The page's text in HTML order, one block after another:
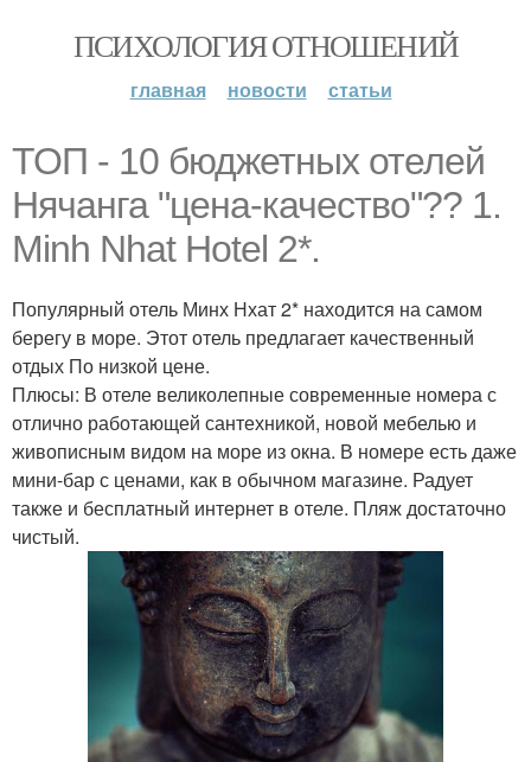
ПСИХОЛОГИЯ ОТНОШЕНИЙ
главная новости статьи
ТОП - 10 бюджетных отелей
Нячанга "цена-качество"?? 1.
Minh Nhat Hotel 2*.
Популярный отель Минх Нхат 2* находится на самом
берегу в море. Этот отель предлагает качественный
отдых По низкой цене.
Плюсы: В отеле великолепные современные номера с
отлично работающей сантехникой, новой мебелью и
живописным видом на море из окна. В номере есть даже
мини-бар с ценами, как в обычном магазине. Радует
также и бесплатный интернет в отеле. Пляж достаточно
чистый.